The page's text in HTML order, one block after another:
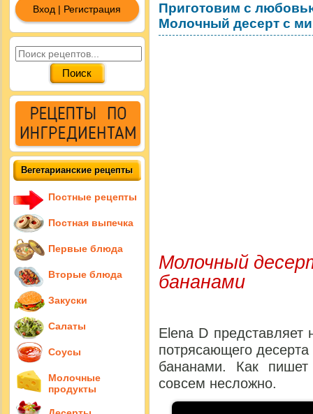
Приготовим с
Молочный десерт с
Молочный
бананами
Elena D представляет
потрясающего
бананами. Как
совсем несложно.
Вход | Регистрация
Вегетарианские рецепты
Постные рецепты
Постная выпечка
Первые блюда
Вторые блюда
Закуски
Салаты
Соусы
Молочные
продукты